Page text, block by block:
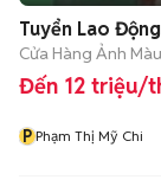
Cửa Hàng Ảnh
Đến 12 triệu/
P Phạm Thị Mỹ Chi